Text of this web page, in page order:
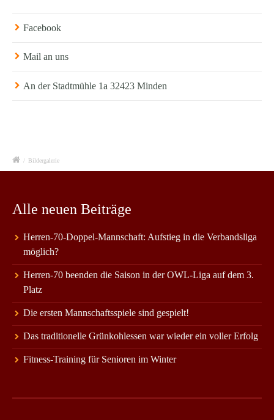
Facebook
Mail an uns
An der Stadtmühle 1a 32423 Minden
/ Bildergalerie
Alle neuen Beiträge
Herren-70-Doppel-Mannschaft: Aufstieg in die Verbandsliga
möglich?
Herren-70 beenden die Saison in der OWL-Liga auf dem 3.
Platz
Die ersten Mannschaftsspiele sind gespielt!
Das traditionelle Grünkohlessen war wieder ein voller Erfolg
Fitness-Training für Senioren im Winter